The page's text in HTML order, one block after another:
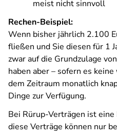
meist nicht sinnvoll
Rechen-Beispiel:
Wenn bisher jährlich 2.100
fließen und Sie diesen für 1
zwar auf die Grundzulage
haben aber – sofern es
dem Zeitraum monatlich
Dinge zur Verfügung.
Bei Rürup-Verträgen ist
diese Verträge können nur